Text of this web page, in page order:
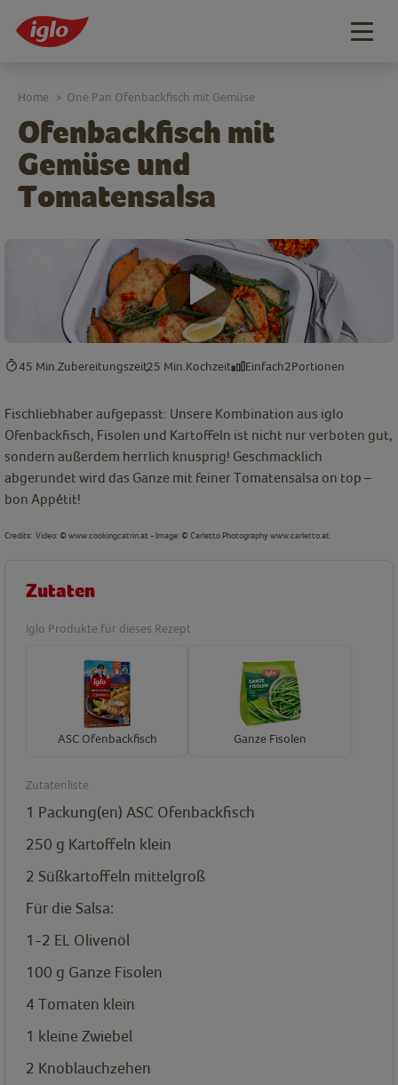
Ofenbackfisch mit
Gemüse und
Tomatensalsa
Home > One Pan Ofenbackfisch mit Gemüse
45 Min. Zubereitungszeit25 Min. Kochzeit Einfach2Portionen
Fischliebhaber aufgepasst: Unsere Kombination aus iglo
Ofenbackfisch, Fisolen und Kartoffeln ist nicht nur verboten gut,
sondern außerdem herrlich knusprig! Geschmacklich
abgerundet wird das Ganze mit feiner Tomatensalsa on top –
bon Appétit!
Credits: Video: © www.cookingcatrin.at -Image: © Carletto Photography www.carletto.at
Zutaten
Iglo Produkte für dieses Rezept
ASC Ofenbackfisch Ganze Fisolen
Zutatenliste
1 Packung(en) ASC Ofenbackfisch
250 g Kartoffeln klein
2 Süßkartoffeln mittelgroß
Für die Salsa:
1-2 EL Olivenöl
100 g Ganze Fisolen
4 Tomaten klein
1 kleine Zwiebel
2 Knoblauchzehen